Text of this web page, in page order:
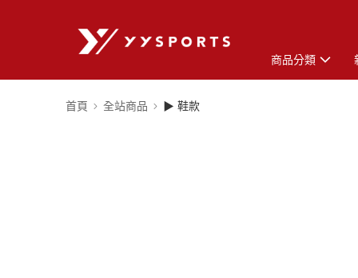
商品分類
首頁 全站商品 ▶ 鞋款